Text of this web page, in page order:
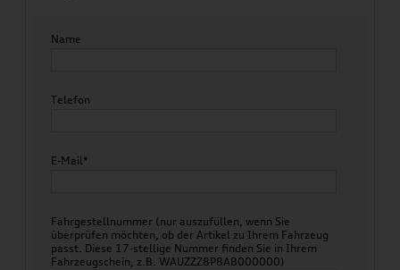
Name
Telefon
E-Mail*
Fahrgestellnummer (nur auszufüllen, wenn Sie
überprüfen möchten, ob der Artikel zu Ihrem Fahrzeug
passt. Diese 17-stellige Nummer finden Sie in Ihrem
Fahrzeugschein, z.B. WAUZZZ8P8AB000000)